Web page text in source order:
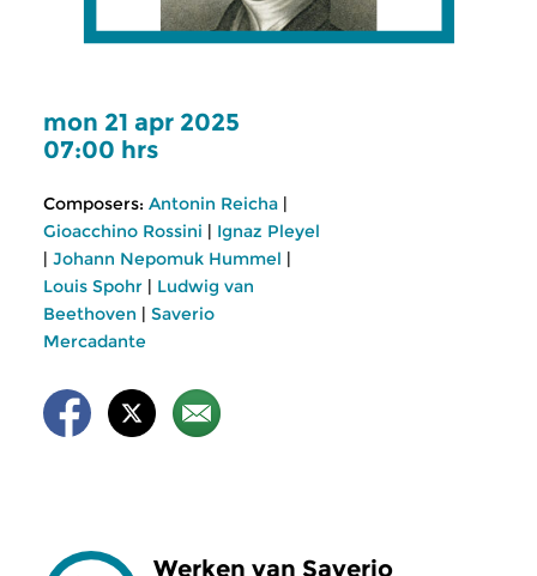
mon 21 apr 2025
07:00 hrs
Composers: Antonin Reicha |
Gioacchino Rossini | Ignaz Pleyel
| Johann Nepomuk Hummel |
Louis Spohr | Ludwig van
Beethoven | Saverio
Mercadante
Werken van Saverio